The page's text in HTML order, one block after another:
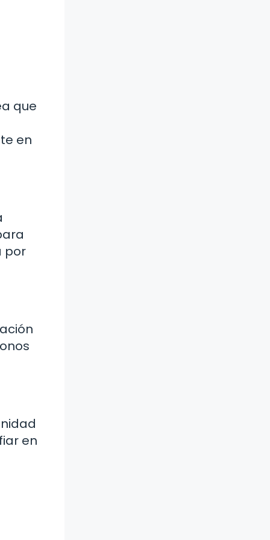
que
en
por
en